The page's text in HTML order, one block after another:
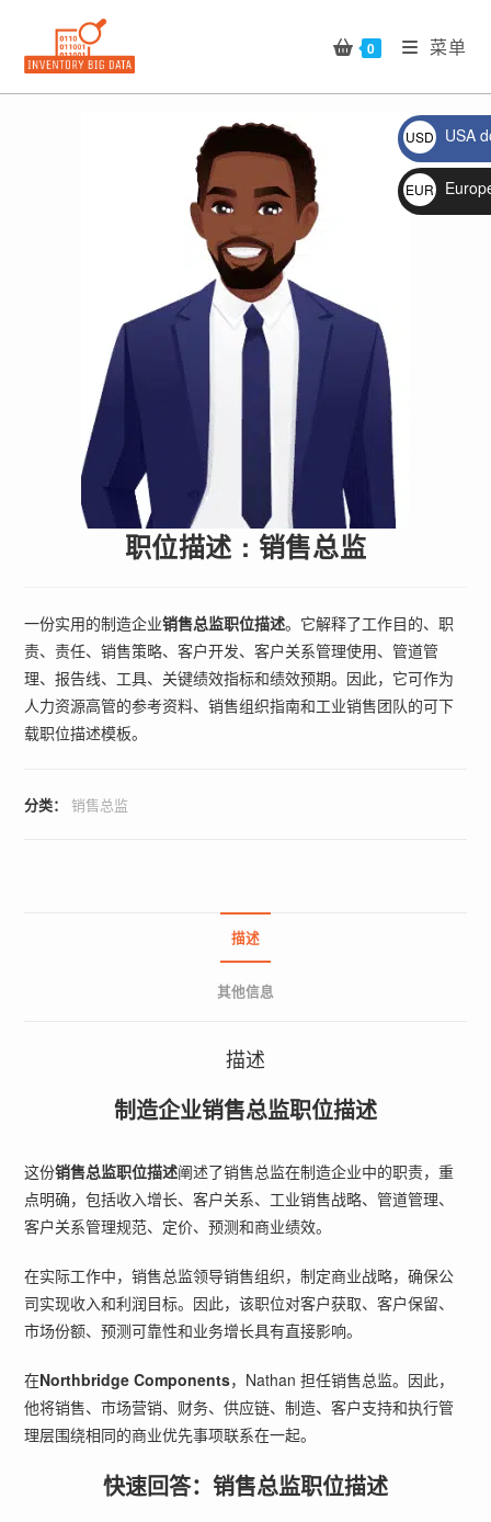
content
0 菜单
🔍
职位描述 : 销售总监
一份实用的制造企业销售总监职位描述。它解释了工作目的、职
责、责任、销售策略、客户开发、客户关系管理使用、管道管
理、报告线、工具、关键绩效指标和绩效预期。因此，它可作为
人力资源高管的参考资料、销售组织指南和工业销售团队的可下
载职位描述模板。
分类：销售总监
描述
其他信息
描述
制造企业销售总监职位描述
这份销售总监职位描述阐述了销售总监在制造企业中的职责，重
点明确，包括收入增长、客户关系、工业销售战略、管道管理、
客户关系管理规范、定价、预测和商业绩效。
在实际工作中，销售总监领导销售组织，制定商业战略，确保公
司实现收入和利润目标。因此，该职位对客户获取、客户保留、
市场份额、预测可靠性和业务增长具有直接影响。
在Northbridge Components，Nathan 担任销售总监。因此，
他将销售、市场营销、财务、供应链、制造、客户支持和执行管
理层围绕相同的商业优先事项联系在一起。
快速回答：销售总监职位描述
USD
$
USA
EUR
€